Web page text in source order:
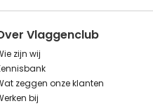
Vlaggenclub
zijn wij
zeggen onze klanten
bij